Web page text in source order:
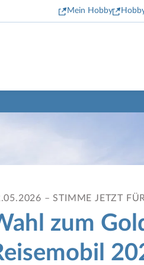
Mein Hobby
– STIMME JETZT
zum